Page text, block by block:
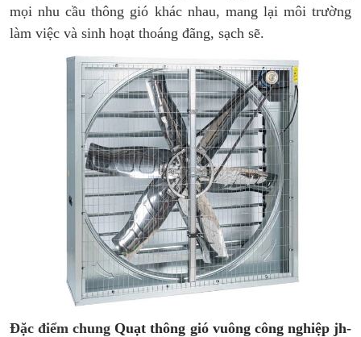
mọi nhu cầu thông gió khác nhau, mang lại môi trường
làm việc và sinh hoạt thoáng đãng, sạch sẽ.
Đặc điểm chung Quạt thông gió vuông công nghiệp jh-